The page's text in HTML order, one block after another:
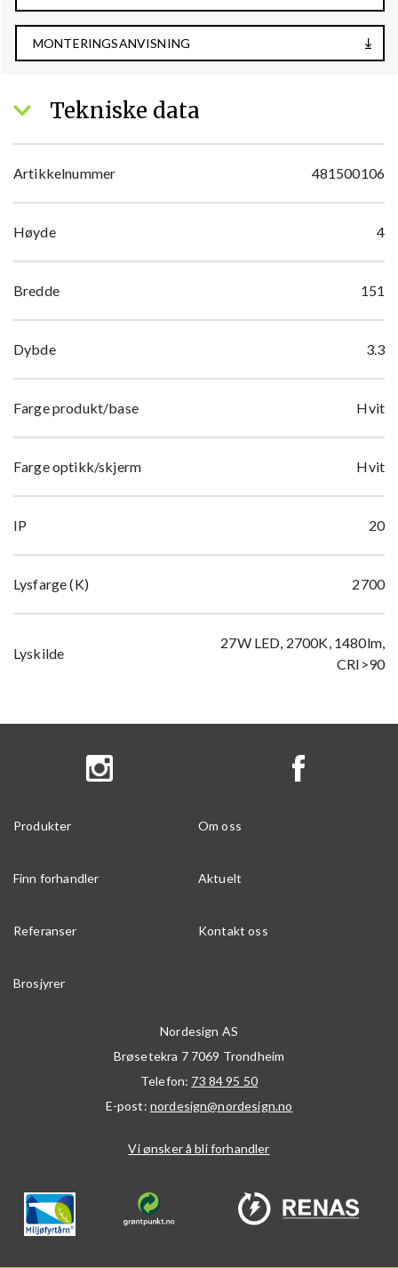
MONTERINGSANVISNING
Tekniske data
Artikkelnummer 481500106
Høyde 4
Bredde 151
Dybde 3.3
Farge produkt/base Hvit
Farge optikk/skjerm Hvit
IP 20
Lysfarge (K) 2700
Lyskilde
27W LED, 2700K, 1480lm,
CRI>90
Produkter Om oss
Finn forhandler Aktuelt
Referanser Kontakt oss
Brosjyrer
Nordesign AS
Brøsetekra 7 7069 Trondheim
Telefon: 73 84 95 50
E-post: nordesign@nordesign.no
Vi ønsker å bli forhandler